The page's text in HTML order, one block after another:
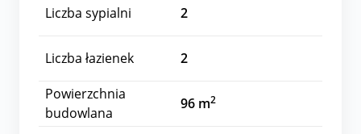
Liczba sypialni 2
Liczba łazienek
2
Powierzchnia
budowlana
96 m2